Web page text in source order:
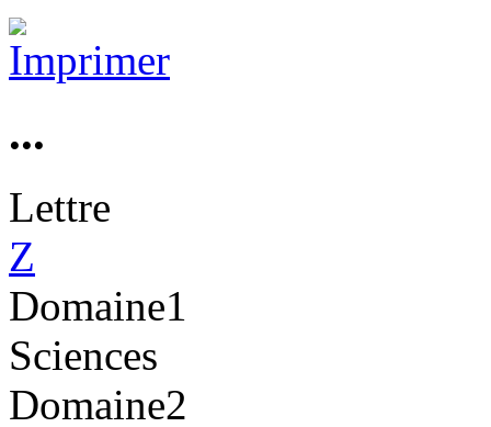
...
Lettre
Z
Domaine1
Sciences
Domaine2